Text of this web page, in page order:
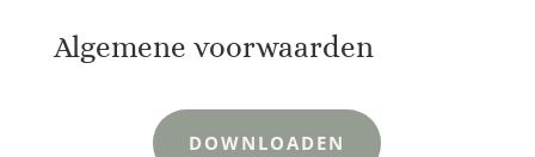
Algemene voorwaarden
DOWNLOADEN